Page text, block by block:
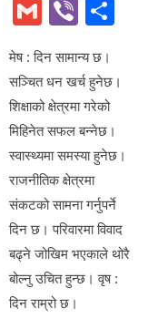
a
c
e
b
o
o
k
e
ss
e
n
g
er
A
p
G
ail
Vi
er ar
e
मेष : दिन सामान्य छ।
सञ्चित धन खर्च हुनेछ।
शिक्षाको क्षेत्रमा गरेको
मिहिनेत सफल बन्नेछ।
स्वास्थ्यमा समस्या हुनेछ।
राजनीतिक क्षेत्रमा
संकटको सामना गर्नुपर्ने
दिन छ। परिवारमा विवाद
बढ्ने जोखिम भएकाले थोरै
बोल्नु उचित हुन्छ। वृष :
दिन राम्रो छ।